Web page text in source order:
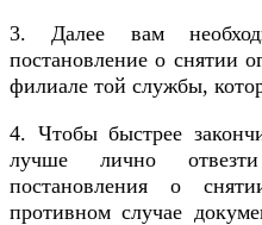
3. Далее вам
постановление о снятии
филиале той службы,
4. Чтобы быстрее
лучше лично
постановления о
противном случае